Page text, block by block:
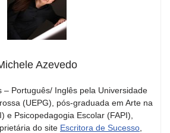
Azevedo
– Português/ Inglês pela Universidade
(UEPG), pós-graduada em Arte na
e Psicopedagogia Escolar (FAPI),
do site Escritora de Sucesso